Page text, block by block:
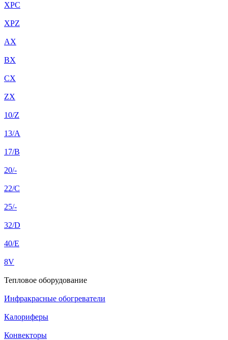
XPC
XPZ
AX
BX
CX
ZX
10/Z
13/A
17/B
20/-
22/C
25/-
32/D
40/E
8V
Тепловое оборудование
Инфракрасные обогреватели
Калориферы
Конвекторы